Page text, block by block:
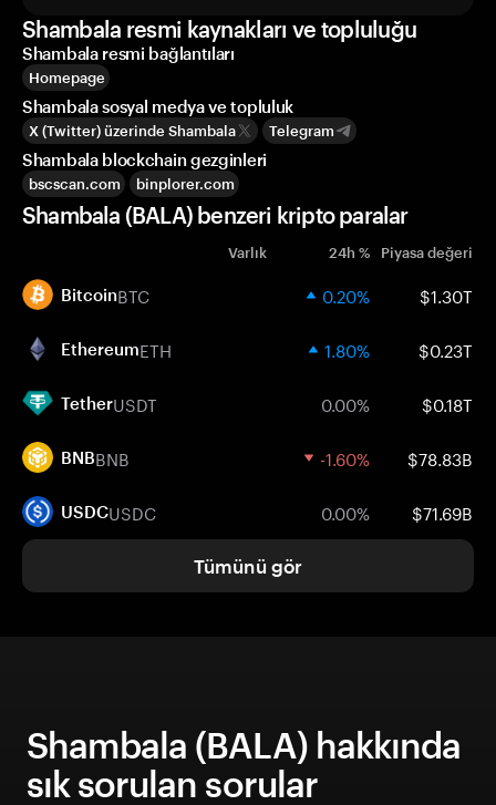
Shambala resmi kaynakları ve topluluğu
Shambala resmi bağlantıları
Homepage
Shambala sosyal medya ve topluluk
X (Twitter) üzerinde Shambala Telegram
Shambala blockchain gezginleri
bscscan.com binplorer.com
Shambala (BALA) benzeri kripto paralar
Varlık 24h % Piyasa değeri
BitcoinBTC 0.20% $1.30T
EthereumETH 1.80% $0.23T
TetherUSDT 0.00% $0.18T
BNBBNB -1.60% $78.83B
USDCUSDC 0.00% $71.69B
Tümünü gör
Shambala (BALA) hakkında
sık sorulan sorular